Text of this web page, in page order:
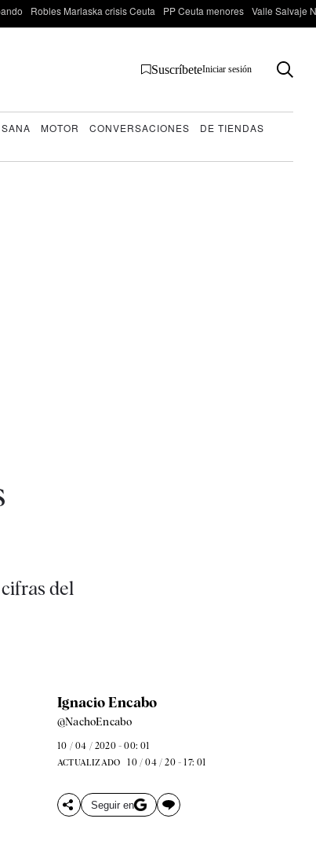
Robles Marlaska crisis Ceuta PP Ceuta menores Valle Salvaje
SuscríbeteIniciar sesión
MOTOR CONVERSACIONES
DE TIENDAS
del
Ignacio Encabo
@NachoEncabo
10 / 04 / 2020 - 00: 01
ACTUALIZADO 10 / 04 / 20 - 17: 01
Seguir en